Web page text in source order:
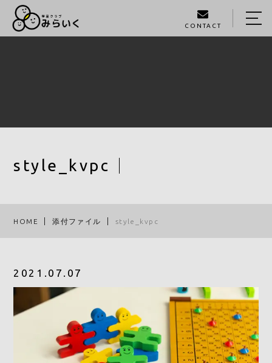
CONTACT
style_kvpc
HOME 添付ファイル style_kvpc
2021.07.07
HOME
CONTACT